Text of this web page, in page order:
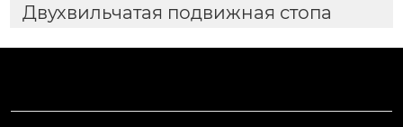
Двухвильчатая подвижная стопа